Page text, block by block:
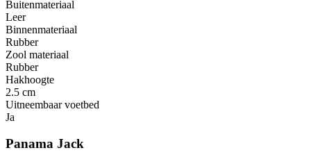
Buitenmateriaal
Leer
Binnenmateriaal
Rubber
Zool materiaal
Rubber
Hakhoogte
2.5 cm
Uitneembaar voetbed
Ja
Panama Jack